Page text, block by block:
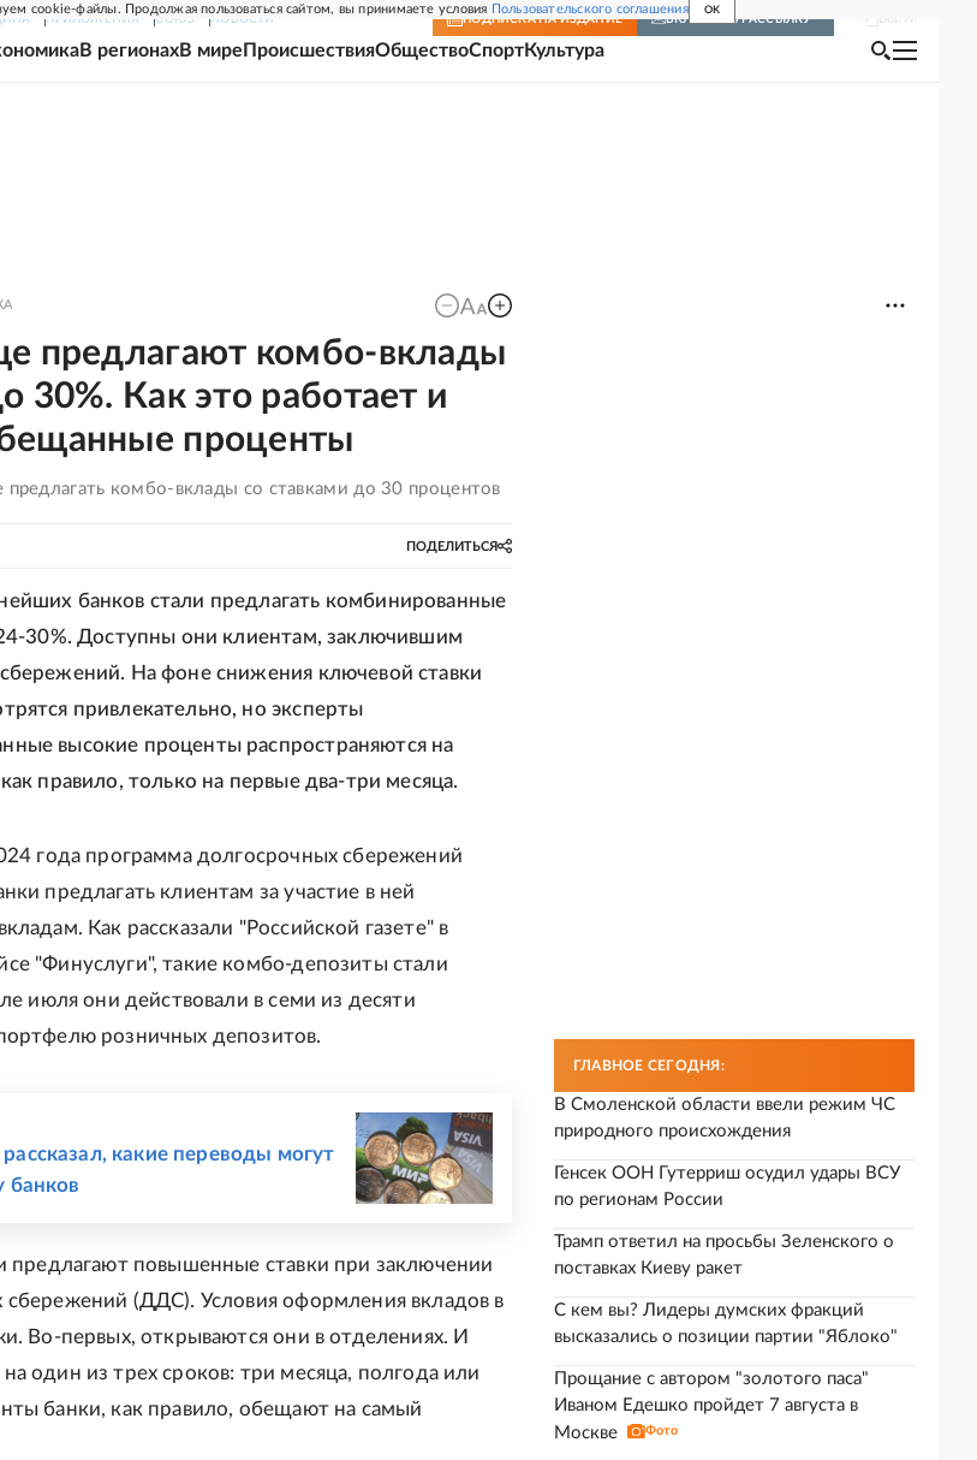
cookie-файлы. Продолжая пользоваться сайтом, вы принимаете условия Пользовательского соглашения OK
ПРИЛОЖЕНИЯ СОЮЗ НОВОСТИ ПОДПИСКА НА ИЗДАНИЕ ВКЛЮЧИТЬ РАССЫЛКУ
В регионахВ мире ПроисшествияОбществоСпортКультура
предлагают комбо-вклады
30%. Как это работает и
проценты
комбо-вклады со ставками до 30 процентов
ПОДЕЛИТЬСЯ
банков стали предлагать комбинированные
30%. Доступны они клиентам, заключившим
На фоне снижения ключевой ставки
привлекательно, но эксперты
высокие проценты распространяются на
правило, только на первые два-три месяца.
года программа долгосрочных сбережений
предлагать клиентам за участие в ней
Как рассказали "Российской газете" в
"Финуслуги", такие комбо-депозиты стали
июля они действовали в семи из десяти
розничных депозитов.
какие переводы могут
банков
предлагают повышенные ставки при заключении
сбережений (ДДС). Условия оформления вкладов в
Во-первых, открываются они в отделениях. И
один из трех сроков: три месяца, полгода или
банки, как правило, обещают на самый
ГЛАВНОЕ СЕГОДНЯ:
В Смоленской области ввели режим ЧС
природного происхождения
Генсек ООН Гутерриш осудил удары ВСУ
по регионам России
Трамп ответил на просьбы Зеленского о
поставках Киеву ракет
С кем вы? Лидеры думских фракций
высказались о позиции партии "Яблоко"
Прощание с автором "золотого паса"
Иваном Едешко пройдет 7 августа в
Москве
Фото